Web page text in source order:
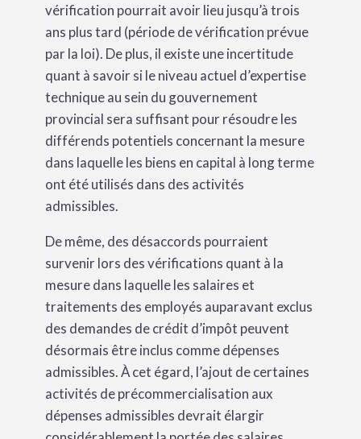
vérification pourrait avoir lieu jusqu’à trois
ans plus tard (période de vérification prévue
par la loi). De plus, il existe une incertitude
quant à savoir si le niveau actuel d’expertise
technique au sein du gouvernement
provincial sera suffisant pour résoudre les
différends potentiels concernant la mesure
dans laquelle les biens en capital à long terme
ont été utilisés dans des activités
admissibles.
De même, des désaccords pourraient
survenir lors des vérifications quant à la
mesure dans laquelle les salaires et
traitements des employés auparavant exclus
des demandes de crédit d’impôt peuvent
désormais être inclus comme dépenses
admissibles. À cet égard, l’ajout de certaines
activités de précommercialisation aux
dépenses admissibles devrait élargir